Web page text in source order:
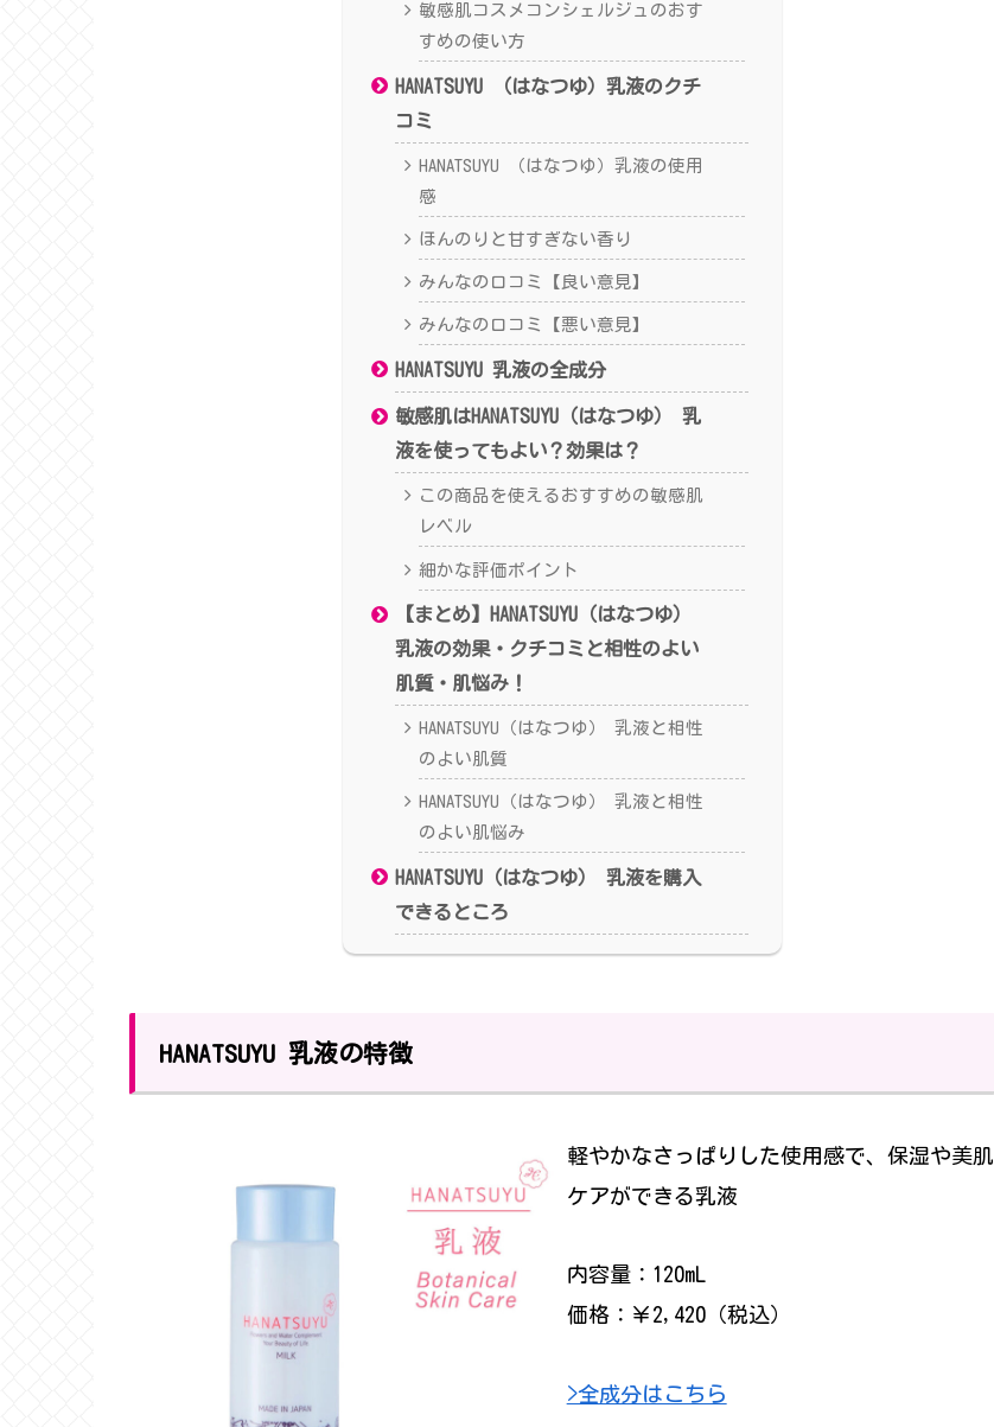
敏感肌コスメコンシェルジュのおす
すめの使い方
HANATSUYU （はなつゆ）乳液のクチ
コミ
HANATSUYU （はなつゆ）乳液の使用
感
ほんのりと甘すぎない香り
みんなの口コミ【良い意見】
みんなの口コミ【悪い意見】
HANATSUYU 乳液の全成分
敏感肌はHANATSUYU（はなつゆ） 乳
液を使ってもよい？効果は？
この商品を使えるおすすめの敏感肌
レベル
細かな評価ポイント
【まとめ】HANATSUYU（はなつゆ）
乳液の効果・クチコミと相性のよい
肌質・肌悩み！
HANATSUYU（はなつゆ） 乳液と相性
のよい肌質
HANATSUYU（はなつゆ） 乳液と相性
のよい肌悩み
HANATSUYU（はなつゆ） 乳液を購入
できるところ
HANATSUYU 乳液の特徴
軽やかなさっぱりした使用感で、保湿や美肌
ケアができる乳液
内容量：120mL
価格：￥2,420（税込）
>全成分はこちら